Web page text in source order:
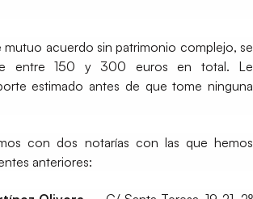
mutuo acuerdo sin patrimonio complejo, se
entre 150 y 300 euros en total. Le
estimado antes de que tome ninguna
con dos notarías con las que hemos
anteriores: